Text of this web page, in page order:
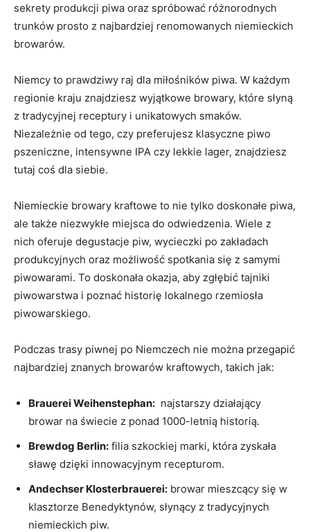
sekrety‍ produkcji piwa oraz spróbować różnorodnych​
trunków prosto​ z najbardziej renomowanych niemieckich
browarów.
Niemcy to ​prawdziwy raj⁤ dla ‍miłośników piwa. W każdym
regionie kraju znajdziesz wyjątkowe browary, które słyną
z tradycyjnej receptury i unikatowych smaków.
⁢Niezależnie od tego, czy preferujesz klasyczne piwo
pszeniczne,⁢ intensywne IPA czy lekkie lager, znajdziesz
tutaj ​coś dla siebie.
Niemieckie browary ⁤kraftowe‍ to nie ‍tylko doskonałe piwa,
‍ale także ⁢niezwykłe miejsca do odwiedzenia. ⁤Wiele z
nich⁤ oferuje degustacje ​piw, wycieczki po zakładach
produkcyjnych oraz‌ możliwość spotkania się ⁣z samymi
piwowarami. To doskonała okazja, aby zgłębić tajniki
piwowarstwa i poznać historię​ lokalnego rzemiosła‍
piwowarskiego.
Podczas trasy ⁤piwnej po​ Niemczech nie można przegapić
najbardziej ‌znanych ​browarów⁢ kraftowych, takich jak:
Brauerei Weihenstephan: ⁣ najstarszy działający‌
browar na​ świecie z ponad 1000-letnią historią.
Brewdog Berlin: filia szkockiej marki, która⁢ zyskała
sławę‌ dzięki innowacyjnym recepturom.
Andechser ⁤Klosterbrauerei: ⁤browar ⁣mieszcący się w
klasztorze Benedyktynów, słynący ‍z tradycyjnych
niemieckich ⁤piw.